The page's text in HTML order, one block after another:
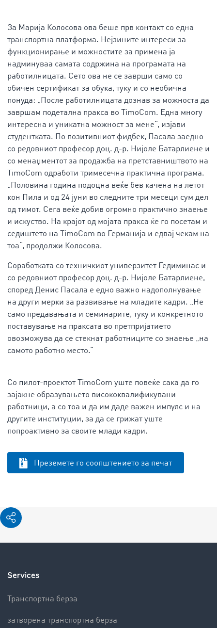
За Марија Колосова ова беше прв контакт со една
транспортна платформа. Нејзините интереси за
функционирање и можностите за примена ја
надминуваа самата содржина на програмата на
работилницата. Сето ова не се заврши само со
обичен сертификат за обука, туку и со необична
понуда: „После работилницата дознав за можноста да
завршам подетална пракса во TimoCom. Една многу
интересна и уникатна можност за мене“, изјави
студентката. По позитивниот фидбек, Пасала заедно
со редовниот професор доц. д-р. Нијоле Батарлиене и
со менаџментот за продажба на претставништвото на
TimoCom одработи тримесечна практична програма.
„Половина година подоцна веќе бев качена на летот
кон Пила и од 24 јуни во следните три месеци сум дел
од тимот. Сега веќе добив огромно практично знаење
и искуство. На крајот од мојата пракса ќе го посетам и
седиштето на TimoCom во Германија и едвај чекам на
тоа“, продолжи Колосова.
Соработката со техничкиот универзитет Гедиминас и
со редовниот професор доц. д-р. Нијоле Батарлиене,
според Денис Пасала е едно важно надополнување
на други мерки за развивање на младите кадри. „Не
само предавањата и семинарите, туку и конкретното
поставување на праксата во претпријатието
овозможува да се стекнат работниците со знаење „на
самото работно место.“
Со пилот-проектот TimoCom уште повеќе сака да го
зајакне образувањето висококвалификувани
работници, а со тоа и да им даде важен импулс и на
другите институции, за да се грижат уште
попроактивно за своите млади кадри.
Преземете го соопштението за печат
Services
Транспортна берза
затворена транспортна берза